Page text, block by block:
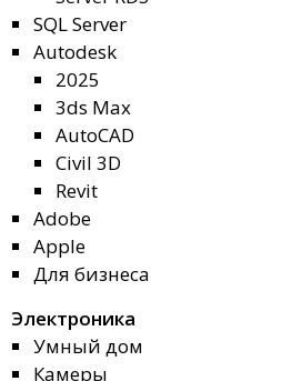
SQL Server
Autodesk
2025
3ds Max
AutoCAD
Civil 3D
Revit
Adobe
Apple
Для бизнеса
Электроника
Умный дом
Камеры